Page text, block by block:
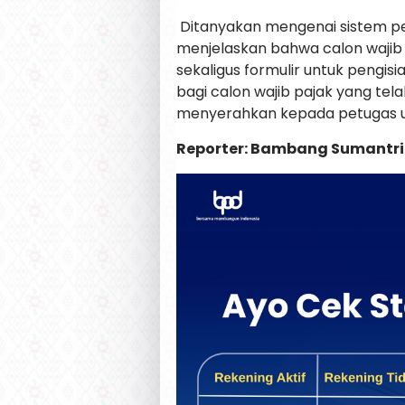
Ditanyakan mengenai sistem
menjelaskan bahwa calon
sekaligus formulir untuk
bagi calon wajib pajak yang
menyerahkan kepada petugas
Reporter: Bambang Sumantri